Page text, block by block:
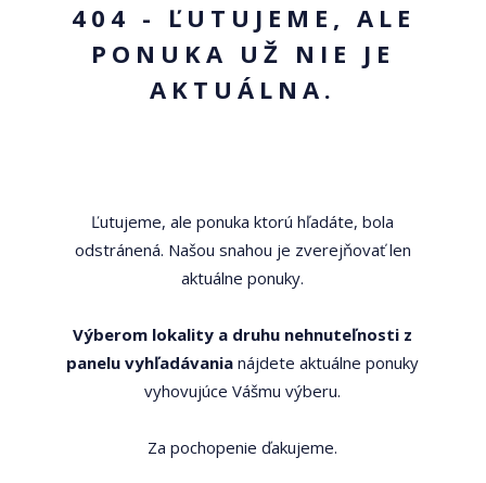
404 - ĽUTUJEME, ALE
PONUKA UŽ NIE JE
AKTUÁLNA.
Ľutujeme, ale ponuka ktorú hľadáte, bola
odstránená. Našou snahou je zverejňovať len
aktuálne ponuky.
Výberom lokality a druhu nehnuteľnosti z
panelu vyhľadávania nájdete aktuálne ponuky
vyhovujúce Vášmu výberu.
Za pochopenie ďakujeme.